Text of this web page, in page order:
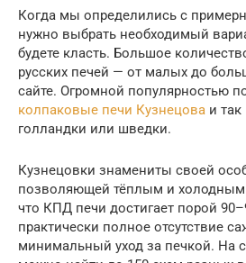
Когда мы определились с
нужно выбрать необходимый
будете класть. Большое
русских печей — от малых до
сайте. Огромной популярностью
колпаковые печи Кузнецова и
голландки или шведки.
Кузнецовки знамениты своей
позволяющей тёплым и холодным
что КПД печи достигает порой
практически полное отсутствие
минимальный уход за печкой. На